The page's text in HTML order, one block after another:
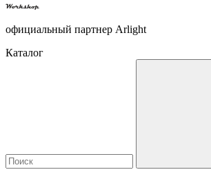
официальный партнер Arlight
Каталог